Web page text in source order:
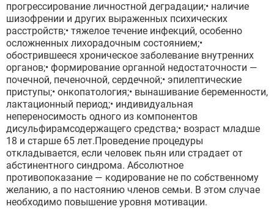
прогрессирование личностной деградации;• наличие
шизофрении и других выраженных психических
расстройств;• тяжелое течение инфекций, особенно
осложненных лихорадочным состоянием;•
обострившееся хроническое заболевание внутренних
органов;• формирование органной недостаточности —
почечной, печеночной, сердечной;• эпилептические
приступы;• онкопатология;• вынашивание беременности,
лактационный период;• индивидуальная
непереносимость одного из компонентов
дисульфирамсодержащего средства;• возраст младше
18 и старше 65 лет.Проведение процедуры
откладывается, если человек пьян или страдает от
абстинентного синдрома. Абсолютное
противопоказание — кодирование не по собственному
желанию, а по настоянию членов семьи. В этом случае
необходимо повышение уровня мотивации.